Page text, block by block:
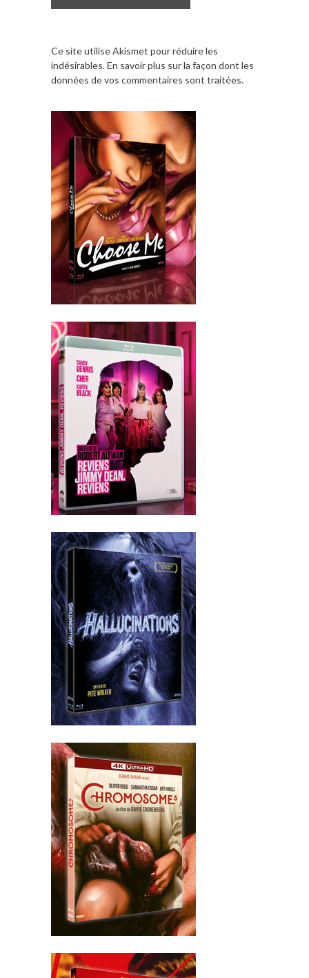
Ce site utilise Akismet pour réduire les
indésirables.En savoir plus sur la façon dont les
données de vos commentaires sont traitées.